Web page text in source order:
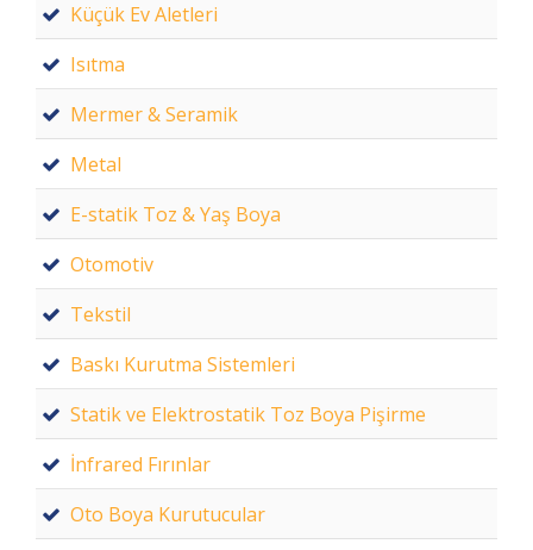
Küçük Ev Aletleri
Isıtma
Mermer & Seramik
Metal
E-statik Toz & Yaş Boya
Otomotiv
Tekstil
Baskı Kurutma Sistemleri
Statik ve Elektrostatik Toz Boya Pişirme
İnfrared Fırınlar
Oto Boya Kurutucular